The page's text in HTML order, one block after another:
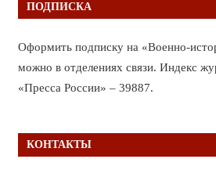
ПОДПИСКА
Оформить подписку на «Военно-
можно в отделениях связи. Индекс
«Пресса России» – 39887.
КОНТАКТЫ